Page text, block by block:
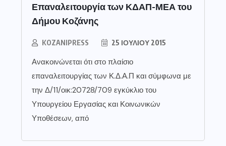
Επαναλειτουργία των ΚΔΑΠ-ΜΕΑ του
Δήμου Κοζάνης
KOZANIPRESS 25 ΙΟΥΛΊΟΥ 2015
Ανακοινώνεται ότι στο πλαίσιο
επαναλειτουργίας των Κ.Δ.Α.Π και σύμφωνα με
την Δ/11/οικ:20728/709 εγκύκλιο του
Υπουργείου Εργασίας και Κοινωνικών
Υποθέσεων, από